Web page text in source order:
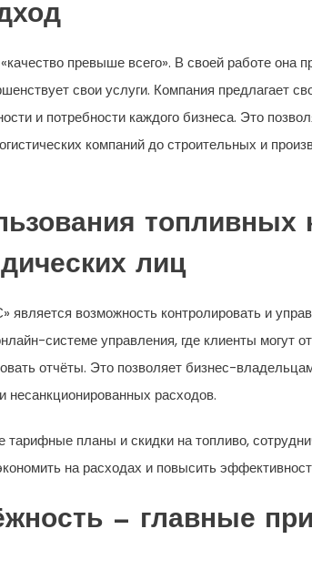
превыше всего». В своей работе она
свои услуги. Компания предлагает
и потребности каждого бизнеса. Это
компаний до строительных и
топливных
лиц
возможность контролировать и
системе управления, где клиенты могут
отчёты. Это позволяет бизнес-
несанкционированных расходов.
планы и скидки на топливо,
на расходах и повысить
— главные